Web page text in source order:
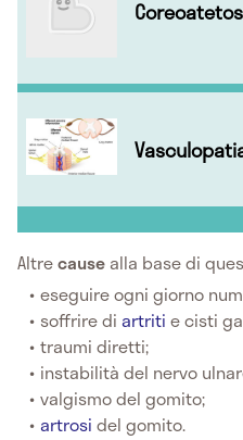
Altrecause alla base di
eseguire ogni giorno
soffrire diartriti e cisti
traumi diretti;
instabilità del nervo
valgismo del gomito;
artrosidel gomito.